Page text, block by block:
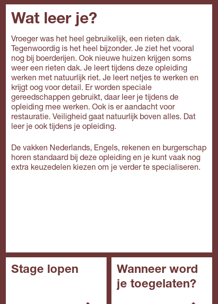
Wat leer je?
Vroeger was het heel gebruikelijk, een rieten dak.
Tegenwoordig is het heel bijzonder. Je ziet het vooral
nog bij boerderijen. Ook nieuwe huizen krijgen soms
weer een rieten dak. Je leert tijdens deze opleiding
werken met natuurlijk riet. Je leert netjes te werken en
krijgt oog voor detail. Er worden speciale
gereedschappen gebruikt, daar leer je tijdens de
opleiding mee werken. Ook is er aandacht voor
restauratie. Veiligheid gaat natuurlijk boven alles. Dat
leer je ook tijdens je opleiding.
De vakken Nederlands, Engels, rekenen en burgerschap
horen standaard bij deze opleiding en je kunt vaak nog
extra keuzedelen kiezen om je verder te specialiseren.
Stage lopen
Wanneer word
je toegelaten?
In het algemeen kun je